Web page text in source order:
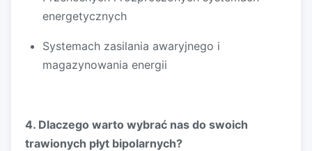
energetycznych
Systemach zasilania awaryjnego i
magazynowania energii
4. Dlaczego warto wybrać nas do swoich
trawionych płyt bipolarnych?